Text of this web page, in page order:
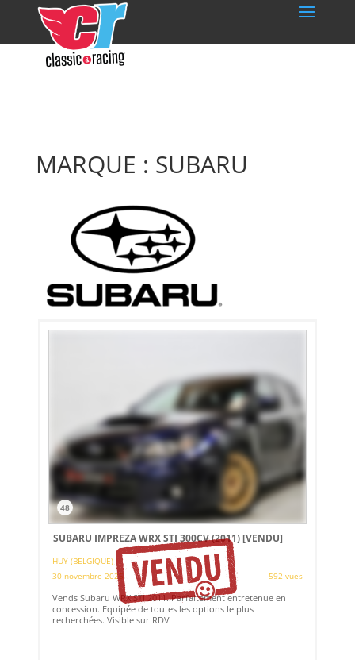
MARQUE : SUBARU
48
SUBARU IMPREZA WRX STI 300CV (2011)[VENDU]
HUY (BELGIQUE)
30 novembre 2025
592 vues
Vends Subaru WRX STI 2011. Parfaitement entretenue en
concession. Equipée de toutes les options le plus
recherchées. Visible sur RDV